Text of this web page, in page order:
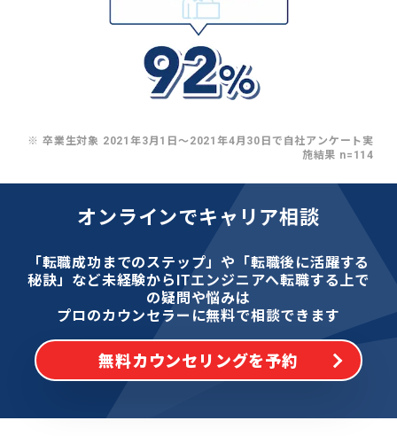
※ 卒業生対象 2021年3月1日〜2021年4月30日で自社アンケート実
施結果 n=114
オンラインでキャリア相談
「転職成功までのステップ」や「転職後に活躍する
秘訣」など未経験からITエンジニアへ転職する上で
の疑問や悩みは
プロのカウンセラーに無料で相談できます
無料カウンセリングを予約